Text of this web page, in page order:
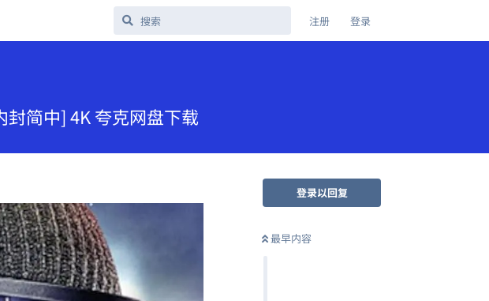
注册 登录
封简中] 4K 夸克网盘下载
登录以回复
最早内容